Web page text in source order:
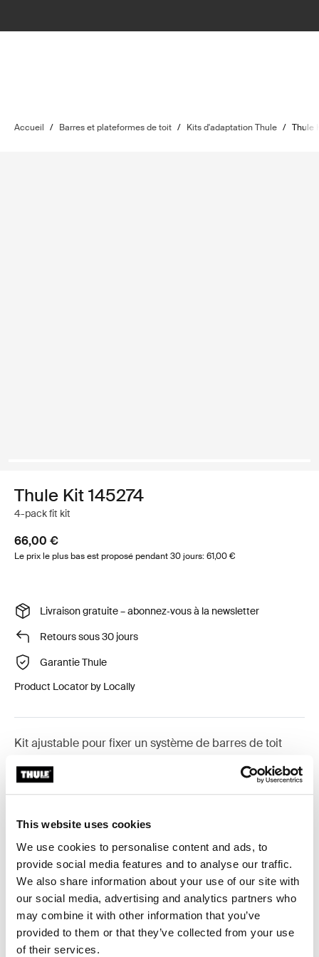
This website uses cookies
We use cookies to personalise content and ads, to
provide social media features and to analyse our traffic.
We also share information about your use of our site with
our social media, advertising and analytics partners who
may combine it with other information that you’ve
provided to them or that they’ve collected from your use
of their services.
Accueil / Barres et plateformes de toit / Kits d'adaptation Thule / Thule
Thule Kit 145274
4-pack fit kit
66,00 €
Le prix le plus bas est proposé pendant 30 jours: 61,00 €
Livraison gratuite – abonnez‑vous à la newsletter
Retours sous 30 jours
Garantie Thule
Product Locator by Locally
Kit ajustable pour fixer un système de barres de toit
préexistants ou de barres installées en usine.
Toggle features
Toutes les caractéristiques
Toggle techspec
Caractéristiques techniques
Toggle guides and instructions
Instructions